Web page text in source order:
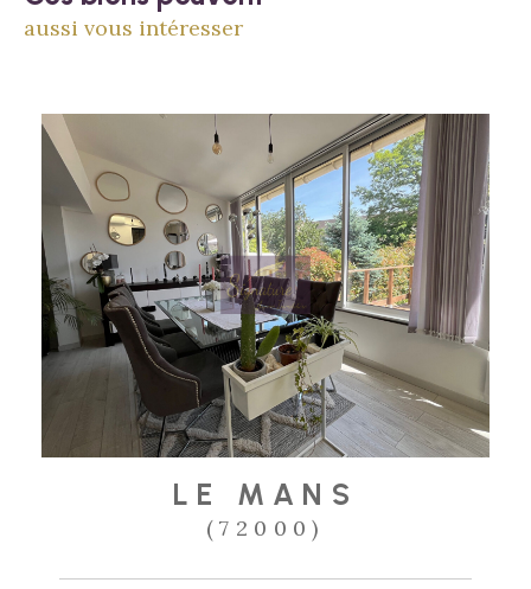
aussi vous intéresser
LE MANS
(72000)